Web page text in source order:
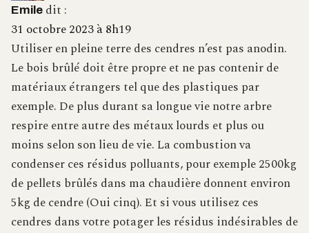
Emile dit :
31 octobre 2023 à 8h19
Utiliser en pleine terre des cendres n’est pas anodin.
Le bois brûlé doit être propre et ne pas contenir de
matériaux étrangers tel que des plastiques par
exemple. De plus durant sa longue vie notre arbre
respire entre autre des métaux lourds et plus ou
moins selon son lieu de vie. La combustion va
condenser ces résidus polluants, pour exemple 2500kg
de pellets brûlés dans ma chaudière donnent environ
5kg de cendre (Oui cinq). Et si vous utilisez ces
cendres dans votre potager les résidus indésirables de